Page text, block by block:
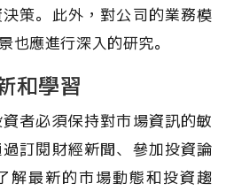
策。此外，對公司的業務模
也應進行深入的研究。
和學習
者必須保持對市場資訊的敏
訂閱財經新聞、參加投資論
解最新的市場動態和投資趨